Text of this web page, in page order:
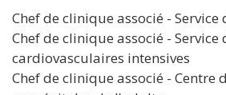
Chef de clinique associé -
Chef de clinique associé -
cardiovasculaires intensives
Chef de clinique associé - Centre